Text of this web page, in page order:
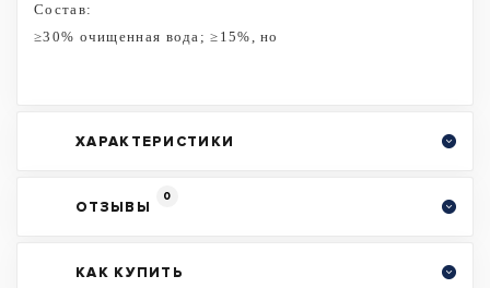
Состав:
≥30% очищенная вода; ≥15%, но
ХАРАКТЕРИСТИКИ
ОТЗЫВЫ
0
КАК КУПИТЬ